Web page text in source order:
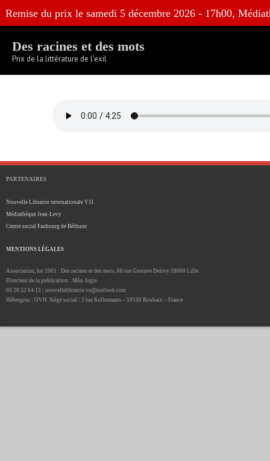
Remise du prix le samedi 5 décembre 2026 - 17h00,
Des racines et des mots
Prix de la littérature de l'exil
PARTENAIRES
Nouvelle Librairie internationale V.O.
Médiathèque Jean-Levy
Centre social Faubourg de Béthune
MENTIONS LÉGALES
Association, loi 1901 : Des racines et des mots, 66 rue Gustave Delory 59000 Lille.
Directeur de la publication : Môn Jugie
03 20 52 64 13 / nouvellelibrairie.vo@outlook.com
Hébergeur : OVH. Siège social : 2 rue Kellermann – 59100 Roubaix – France